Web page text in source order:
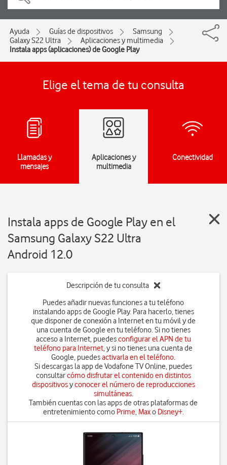
Ayuda Guías de dispositivos
Samsung
Galaxy S22 Ultra
Aplicaciones y multimedia
Instala apps (aplicaciones) de Google Play
Elige el tema de tu consulta
Llamadas y
mensajes
Aplicaciones y
multimedia
Conectividad
Instala apps de Google Play en el
Samsung Galaxy S22 Ultra
Android 12.0
Descripción de tu consulta
Puedes añadir nuevas funciones a tu teléfono
instalando apps de Google Play. Para hacerlo, tienes
que disponer de conexión a Internet en tu móvil y de
una cuenta de Google en tu teléfono. Si no tienes
acceso a Internet, puedesconfigurar el APN de tu
teléfono para Internet, y si no tienes una cuenta de
Google, puedesactivarla en el teléfono.
Si descargas la app de Vodafone TV Online, puedes
consultarcómo disfrutar el contenido en distintos
dispositivosyconocer el número de reproducciones
simultáneas.
También cuentas con las apps de otras plataformas de
entretenimiento como Prime, Maxo Disney+.